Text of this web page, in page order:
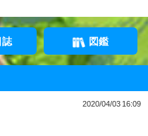
図鑑
2020/04/03 16:09